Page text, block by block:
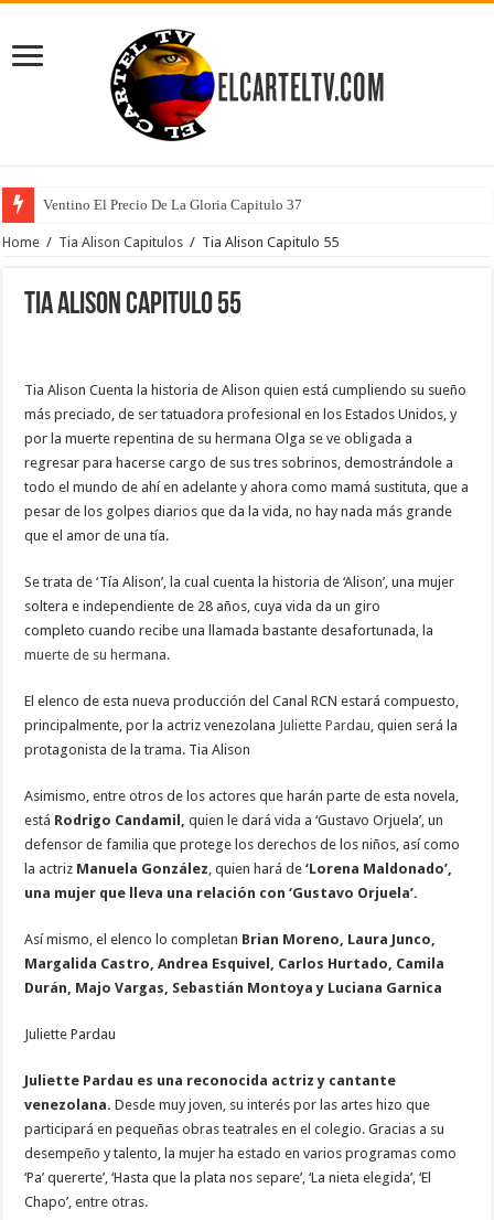
Ventino El Precio De La Gloria Capitulo 37
Home / Tia Alison Capitulos / Tia Alison Capitulo 55
Tia Alison Capitulo 55
Tia Alison Cuenta la historia de Alison quien está cumpliendo su sueño
más preciado, de ser tatuadora profesional en los Estados Unidos, y
por la muerte repentina de su hermana Olga se ve obligada a
regresar para hacerse cargo de sus tres sobrinos, demostrándole a
todo el mundo de ahí en adelante y ahora como mamá sustituta, que a
pesar de los golpes diarios que da la vida, no hay nada más grande
que el amor de una tía.
Se trata de ‘Tía Alison’, la cual cuenta la historia de ‘Alison’, una mujer
soltera e independiente de 28 años, cuya vida da un giro
completo cuando recibe una llamada bastante desafortunada, la
muerte de su hermana.
El elenco de esta nueva producción del Canal RCN estará compuesto,
principalmente, por la actriz venezolana Juliette Pardau, quien será la
protagonista de la trama. Tia Alison
Asimismo, entre otros de los actores que harán parte de esta novela,
está Rodrigo Candamil, quien le dará vida a ‘Gustavo Orjuela’, un
defensor de familia que protege los derechos de los niños, así como
la actriz Manuela González, quien hará de‘Lorena Maldonado’,
una mujer que lleva una relación con ‘Gustavo Orjuela’.
Así mismo, el elenco lo completan Brian Moreno, Laura Junco,
Margalida Castro, Andrea Esquivel, Carlos Hurtado, Camila
Durán, Majo Vargas, Sebastián Montoya y Luciana Garnica
Juliette Pardau
Juliette Pardau es una reconocida actriz y cantante
venezolana.Desde muy joven, su interés por las artes hizo que
participará en pequeñas obras teatrales en el colegio. Gracias a su
desempeño y talento, la mujer ha estado en varios programas como
‘Pa’ quererte’, ‘Hasta que la plata nos separe’, ‘La nieta elegida’, ‘El
Chapo’, entre otras.